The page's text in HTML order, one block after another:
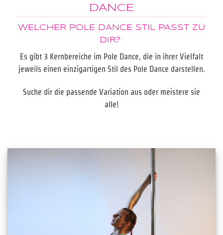
DANCE
WELCHER POLE DANCE STIL PASST ZU
DIR?
Es gibt 3 Kernbereiche im Pole Dance, die in ihrer Vielfalt
jeweils einen einzigartigen Stil des Pole Dance darstellen.
Suche dir die passende Variation aus oder meistere sie
alle!